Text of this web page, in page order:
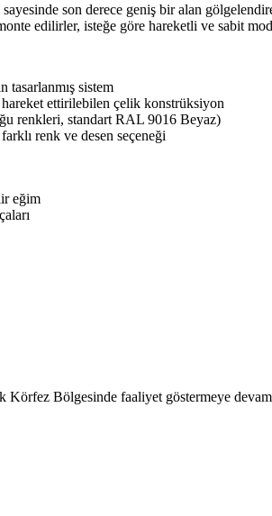
sayesinde son derece geniş bir alan
edilirler, isteğe göre hareketli ve sabit
tasarlanmış sistem
ettirilebilen çelik konstrüksiyon
renkleri, standart RAL 9016 Beyaz)
renk ve desen seçeneği
eğim
Körfez Bölgesinde faaliyet göstermeye